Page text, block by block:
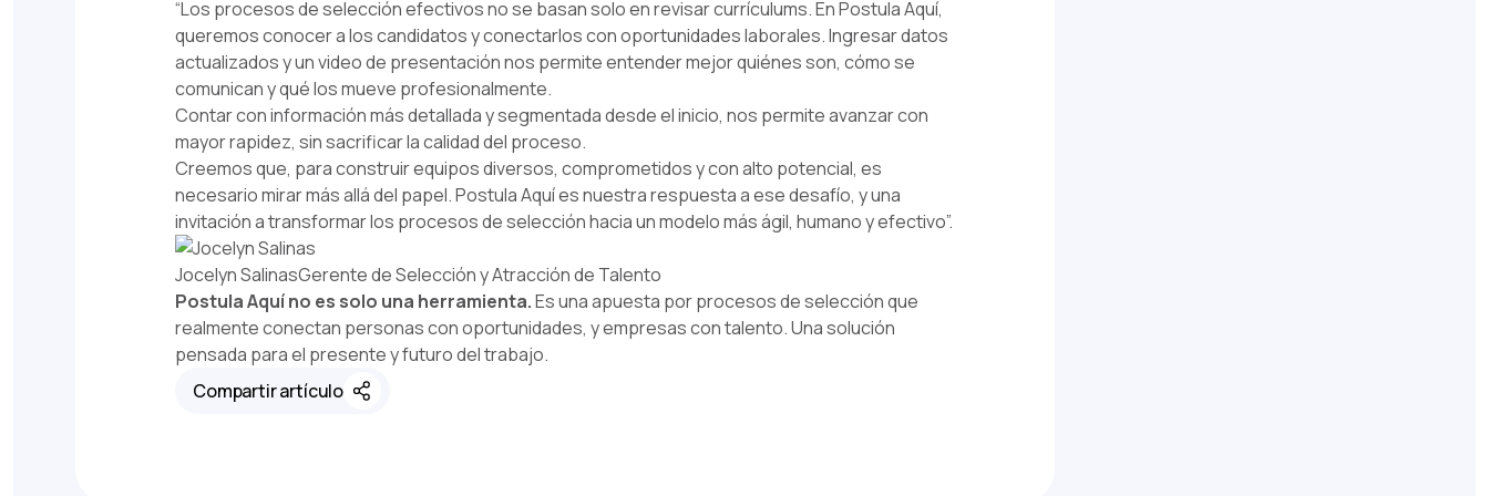
“Los procesos de selección efectivos no se basan solo en revisar currículums. En Postula Aquí,
queremos conocer a los candidatos y conectarlos con oportunidades laborales. Ingresar datos
actualizados y un video de presentación nos permite entender mejor quiénes son, cómo se
comunican y qué los mueve profesionalmente.
Contar con información más detallada y segmentada desde el inicio, nos permite avanzar con
mayor rapidez, sin sacrificar la calidad del proceso.
Creemos que, para construir equipos diversos, comprometidos y con alto potencial, es
necesario mirar más allá del papel. Postula Aquí es nuestra respuesta a ese desafío, y una
invitación a transformar los procesos de selección hacia un modelo más ágil, humano y efectivo”.
Jocelyn SalinasGerente de Selección y Atracción de Talento
Postula Aquí no es solo una herramienta.Es una apuesta por procesos de selección que
realmente conectan personas con oportunidades, y empresas con talento. Una solución
pensada para el presente y futuro del trabajo.
Compartir artículo